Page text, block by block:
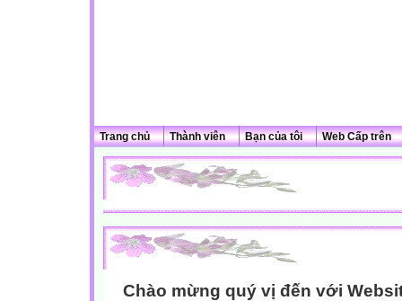
Trang chủ Thành viên Bạn của tôi Web Cấp trên
Chào mừng quý vị đến với